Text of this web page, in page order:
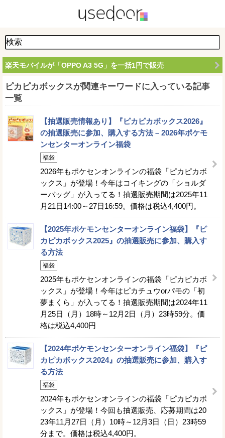
楽天モバイルが「OPPO A3 5G」を一括1円で販売
ピカピカボックスが関連キーワードに入っている記事
一覧
【抽選販売情報あり】『ピカピカボックス2026』
の抽選販売に参加、購入する方法 – 2026年ポケモ
ンセンターオンライン福袋
福袋
2026年もポケセンオンラインの福袋「ピカピカボ
ックス」が登場！今年はコイキングの「ショルダ
ーバッグ」が入ってる！抽選販売期間は2025年11
月21日14:00～27日16:59。価格は税込4,400円。
【2025年ポケモンセンターオンライン福袋】『ピ
カピカボックス2025』の抽選販売に参加、購入す
る方法
福袋
2025年もポケセンオンラインの福袋「ピカピカボ
ックス」が登場！今年はピカチュウorパモの「初
夢まくら」が入ってる！抽選販売期間は2024年11
月25日（月）18時～12月2日（月）23時59分。価
格は税込4,400円
【2024年ポケモンセンターオンライン福袋】『ピ
カピカボックス2024』の抽選販売に参加、購入す
る方法
福袋
2024年もポケセンオンラインの福袋「ピカピカボ
ックス」が登場！今回も抽選販売、応募期間は20
23年11月27日（月）10時～12月3日（日）23時59
分まで。価格は税込4,400円。